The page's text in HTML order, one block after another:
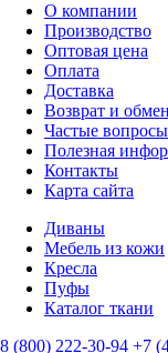
О компании
Производство
Оптовая цена
Оплата
Доставка
Возврат и обмен
Частые вопросы
Полезная
Контакты
Карта сайта
Диваны
Мебель из кожи
Кресла
Пуфы
Каталог ткани
8 (800) 222-30-94 +7